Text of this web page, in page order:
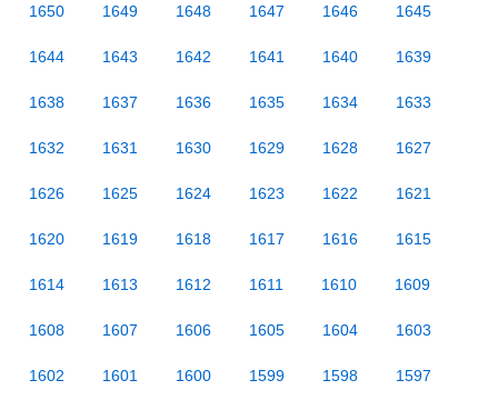
1650 1649 1648 1647 1646 1645
1644 1643 1642 1641 1640 1639
1638 1637 1636 1635 1634 1633
1632 1631 1630 1629 1628 1627
1626 1625 1624 1623 1622 1621
1620 1619 1618 1617 1616 1615
1614 1613 1612 1611 1610 1609
1608 1607 1606 1605 1604 1603
1602 1601 1600 1599 1598 1597